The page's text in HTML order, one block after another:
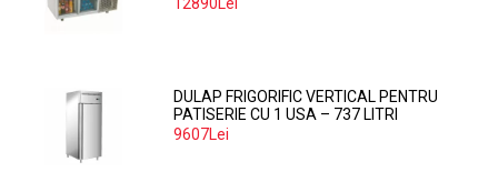
12890Lei
DULAP FRIGORIFIC VERTICAL PENTRU
PATISERIE CU 1 USA – 737 LITRI
9607Lei